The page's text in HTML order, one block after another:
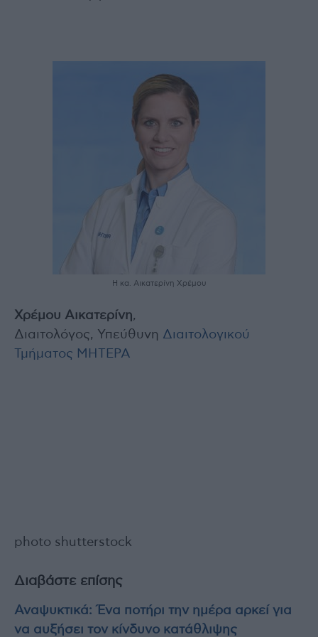
Η κα. Αικατερίνη Χρέμου
Χρέμου Αικατερίνη,
Διαιτολόγος, Υπεύθυνη Διαιτολογικού
Τμήματος ΜΗΤΕΡΑ
photo shutterstock
Διαβάστε επίσης
Αναψυκτικά: Ένα ποτήρι την ημέρα αρκεί για
να αυξήσει τον κίνδυνο κατάθλιψης